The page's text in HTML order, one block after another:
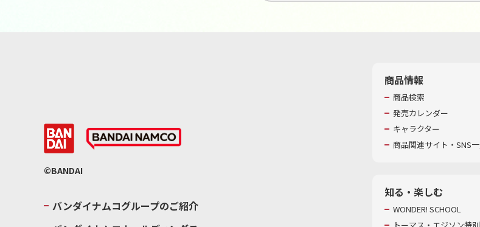
©BANDAI
バンダイナムコグループのご紹介
商品情報
商品検索
発売カレンダー
キャラクター
商品関連サイト・SNS
知る・楽しむ
WONDER! SCHOOL